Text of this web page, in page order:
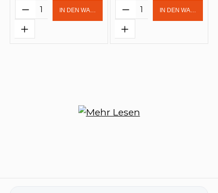
Produkt Anzahl: Gib den
IN DEN WARENKORB Produkt Anzahl:
IN DEN